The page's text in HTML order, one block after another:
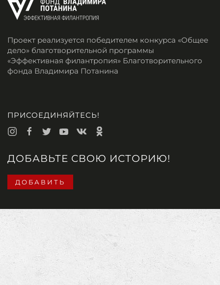
Проект реализуется победителем конкурса «Общее
дело» благотворительной программы
«Эффективная филантропия» Благотворительного
фонда Владимира Потанина
ПРИСОЕДИНЯЙТЕСЬ!
ДОБАВЬТЕ СВОЮ ИСТОРИЮ!
ДОБАВИТЬ